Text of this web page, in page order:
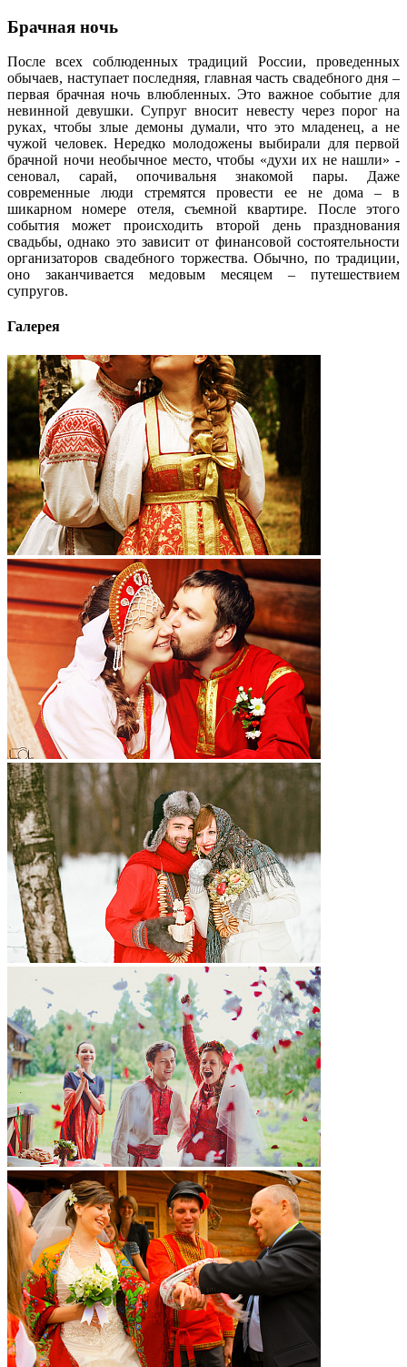
Брачная ночь
После всех соблюденных традиций России, проведенных
обычаев, наступает последняя, главная часть свадебного дня –
первая брачная ночь влюбленных. Это важное событие для
невинной девушки. Супруг вносит невесту через порог на
руках, чтобы злые демоны думали, что это младенец, а не
чужой человек. Нередко молодожены выбирали для первой
брачной ночи необычное место, чтобы «духи их не нашли» -
сеновал, сарай, опочивальня знакомой пары. Даже
современные люди стремятся провести ее не дома – в
шикарном номере отеля, съемной квартире. После этого
события может происходить второй день празднования
свадьбы, однако это зависит от финансовой состоятельности
организаторов свадебного торжества. Обычно, по традиции,
оно заканчивается медовым месяцем – путешествием
супругов.
Галерея